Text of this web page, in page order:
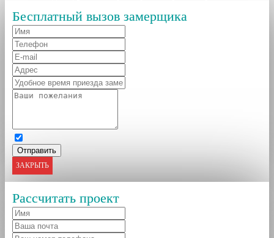
Бесплатный вызов замерщика
ЗАКРЫТЬ
Рассчитать проект